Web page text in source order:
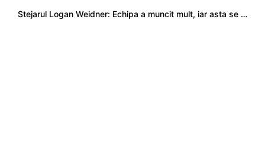
Stejarul Logan Weidner: Echipa a muncit mult, iar asta se va vedea în meciurile de la Nations Cup